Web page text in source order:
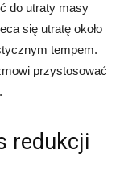
do utraty masy
się utratę około
tempem.
przystosować
redukcji